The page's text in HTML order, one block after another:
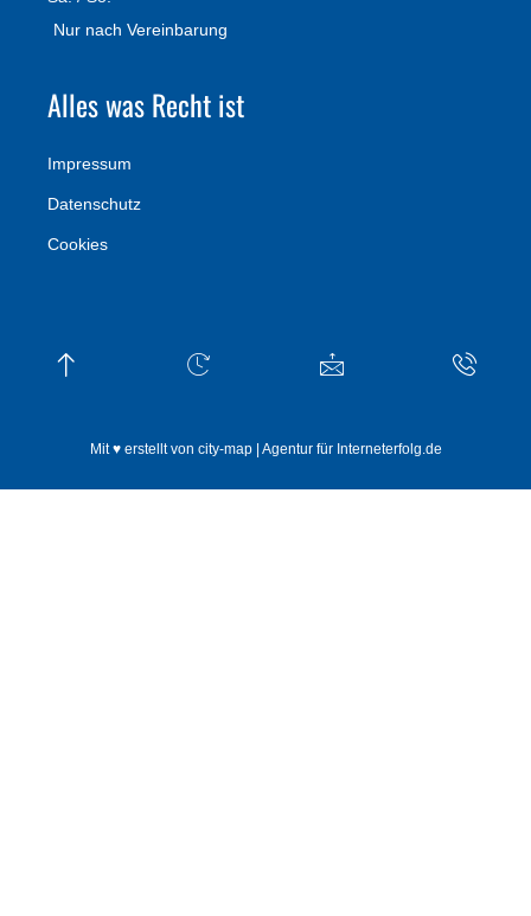
Nur nach Vereinbarung
Alles was Recht ist
Impressum
Datenschutz
Cookies
Mit ♥ erstellt von city-map | Agentur für Interneterfolg.de